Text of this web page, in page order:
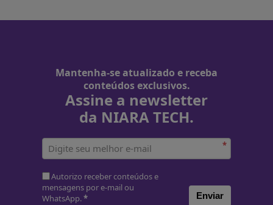
Mantenha-se atualizado e receba
conteúdos exclusivos.
Assine a newsletter
da NIARA TECH.
*
Autorizo receber conteúdos e
mensagens por e-mail ou
WhatsApp.* Enviar